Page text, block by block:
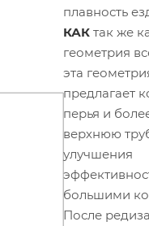
плавность
КАК так же
геометрия
эта
предлагает
перья и
верхнюю
улучшения
большими
После